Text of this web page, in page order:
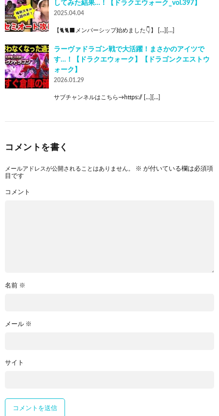
してみた結果…！【ドラクエウォーク_vol.397】
2025.04.04
【🐈🐈‍⬛メンバーシップ始めました👇】 […][…]
ラーヴァドラゴン戦で大活躍！まさかのアイツで
す…！【ドラクエウォーク】【ドラゴンクエストウ
ォーク】
2026.01.29
サブチャンネルはこちら→https:// […][…]
コメントを書く
メールアドレスが公開されることはありません。 ※ が付いている欄は必須項
目です
コメント
名前 ※
メール ※
サイト